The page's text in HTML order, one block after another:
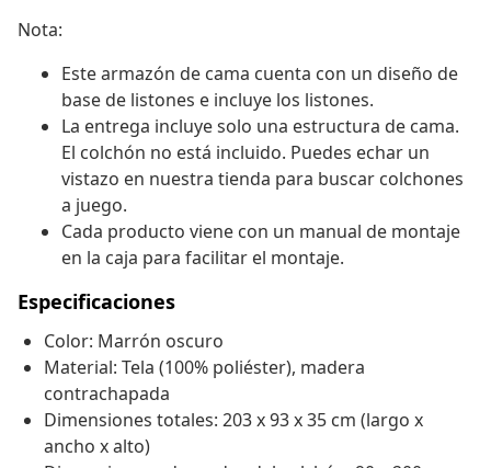
Nota:
Este armazón de cama cuenta con un diseño de
base de listones e incluye los listones.
La entrega incluye solo una estructura de cama.
El colchón no está incluido. Puedes echar un
vistazo en nuestra tienda para buscar colchones
a juego.
Cada producto viene con un manual de montaje
en la caja para facilitar el montaje.
Especificaciones
Color: Marrón oscuro
Material: Tela (100% poliéster), madera
contrachapada
Dimensiones totales: 203 x 93 x 35 cm (largo x
ancho x alto)